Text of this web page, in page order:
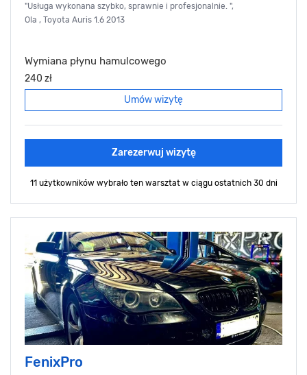
"Usługa wykonana szybko, sprawnie i profesjonalnie. ",
Ola , Toyota Auris 1.6 2013
Wymiana płynu hamulcowego
240 zł
Umów wizytę
Zarezerwuj wizytę
11 użytkowników wybrało ten warsztat w ciągu ostatnich 30 dni
FenixPro